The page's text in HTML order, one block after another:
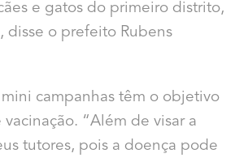
e gatos do primeiro distrito,
disse o prefeito Rubens
campanhas têm o objetivo
“Além de visar a
tutores, pois a doença pode